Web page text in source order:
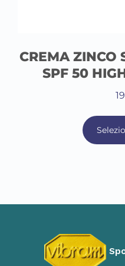
CREMA ZINCO
SPF 50